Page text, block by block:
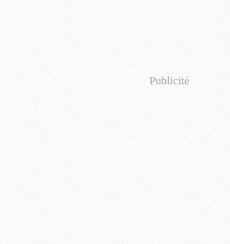
Publicité